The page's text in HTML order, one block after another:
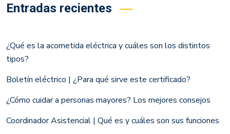
Entradas recientes
¿Qué es la acometida eléctrica y cuáles son los distintos
tipos?
Boletín eléctrico | ¿Para qué sirve este certificado?
¿Cómo cuidar a personas mayores? Los mejores consejos
Coordinador Asistencial | Qué es y cuáles son sus funciones